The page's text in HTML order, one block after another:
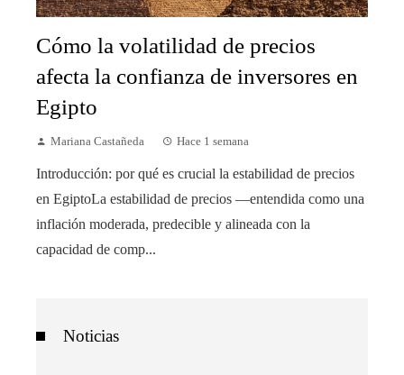
Cómo la volatilidad de precios
afecta la confianza de inversores en
Egipto
Mariana Castañeda Hace 1 semana
Introducción: por qué es crucial la estabilidad de precios
en EgiptoLa estabilidad de precios —entendida como una
inflación moderada, predecible y alineada con la
capacidad de comp...
Noticias